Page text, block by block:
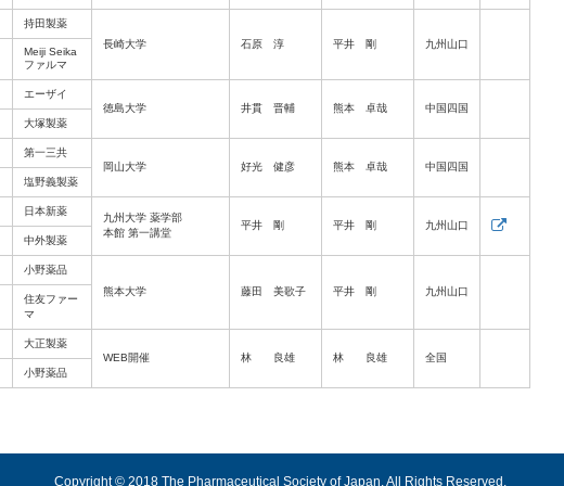
持田製薬
長崎大学
石原 淳 平井 剛
九州山口
Meiji Seika
ファルマ
エーザイ
徳島大学
井貫 晋輔 熊本 卓哉
中国四国
大塚製薬
第一三共
岡山大学
好光 健彦 熊本 卓哉
中国四国
塩野義製薬
日本新薬
九州大学 薬学部
本館 第一講堂
平井 剛 平井 剛
九州山口
中外製薬
小野薬品
熊本大学
藤田 美歌子 平井 剛
九州山口
住友ファー
マ
大正製薬
WEB開催
林 良雄 林 良雄
全国
小野薬品
Copyright © 2018 The Pharmaceutical Society of Japan. All Rights Reserved.